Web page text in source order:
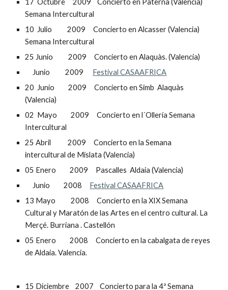
17  Octubre     2009    Concierto en Paterna (Valencia)
Semana Intercultural
10  Julio          2009     Concierto en Alcasser (Valencia)
Semana Intercultural
25 Junio          2009     Concierto en Alaquàs. (Valencia)
     Junio          2009
Festival CASAAFRICA
20  Junio         2009     Concierto en Simb  Alaquàs
(Valencia)
02  Mayo         2009     Concierto en l´Ollería Semana
Intercultural
25 Abril           2009     Concierto en la Semana
intercultural de Mislata (Valencia)
05 Enero         2009     Pascalles  Aldaia (Valencia)
     Junio         2008
Festival CASAAFRICA
13 Mayo          2008     Concierto en la XIX Semana
Cultural y Maratón de las Artes en el centro cultural. La
Merçé. Burriana . Castellón
05 Enero         2008     Concierto en la cabalgata de reyes
de Aldaia. Valencia.
15 Diciembre    2007    Concierto para la 4ª Semana